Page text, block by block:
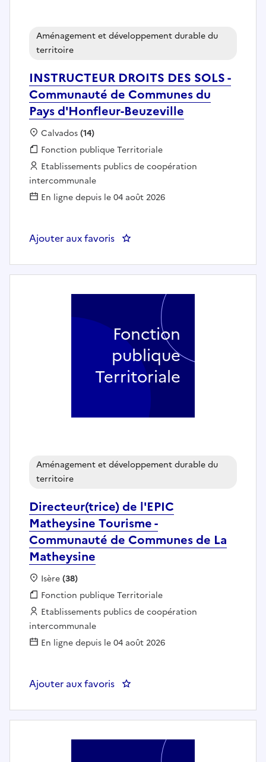
INSTRUCTEUR DROITS DES SOLS -
Communauté de Communes du
Pays d'Honfleur-Beuzeville
Aménagement et développement durable du
territoire
Localisation :
Calvados(14)
Fonction publique :
Fonction publique Territoriale
Employeur :
Etablissements publics de coopération
intercommunale
En ligne depuis le 04 août 2026
Ajouter aux favoris : INSTRUCTEUR DROITS DES
Directeur(trice) de l'EPIC
Matheysine Tourisme -
Communauté de Communes de La
Matheysine
Aménagement et développement durable du
territoire
Localisation :
Isère(38)
Fonction publique :
Fonction publique Territoriale
Employeur :
Etablissements publics de coopération
intercommunale
En ligne depuis le 04 août 2026
Ajouter aux favoris : Directeur(trice) de l'EPIC
Fonction
publique
Territoriale